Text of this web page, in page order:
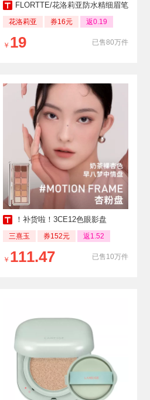
FLORTTE/花洛莉亚防水精细眉笔
花洛莉亚 券16元 返0.19
已售80万件
￥ 19
！补货啦！3CE12色眼影盘
三熹玉 券152元 返1.52
已售10万件
￥ 111.47